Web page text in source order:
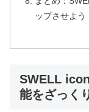
ップさせよう
SWELL
能をざっく